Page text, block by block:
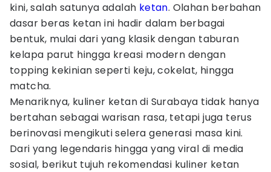
kini, salah satunya adalah ketan. Olahan berbahan
dasar beras ketan ini hadir dalam berbagai
bentuk, mulai dari yang klasik dengan taburan
kelapa parut hingga kreasi modern dengan
topping kekinian seperti keju, cokelat, hingga
matcha.
Menariknya, kuliner ketan di Surabaya tidak hanya
bertahan sebagai warisan rasa, tetapi juga terus
berinovasi mengikuti selera generasi masa kini.
Dari yang legendaris hingga yang viral di media
sosial, berikut tujuh rekomendasi kuliner ketan